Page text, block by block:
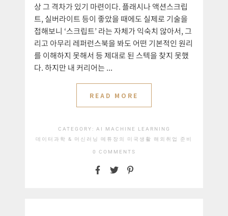
상 그 격차가 있기 마련이다. 플래시나 액션스크립
트, 실버라이트 등이 좋았을 때에도 실제로 기술을
접해보니 ‘스크립트’ 라는 자체가 익숙치 않아서, 그
리고 아무리 레퍼런스북을 봐도 어떤 기본적인 원리
를 이해하지 못해서 등 제대로 된 스텍을 찾지 못했
다. 하지만 내 커리어는 ...
READ MORE
CATEGORY: AI
MACHINE LEARNING
데이터과학 & 머신러닝
메튜장의 미국생활 해외취업 준비
0 COMMENTS